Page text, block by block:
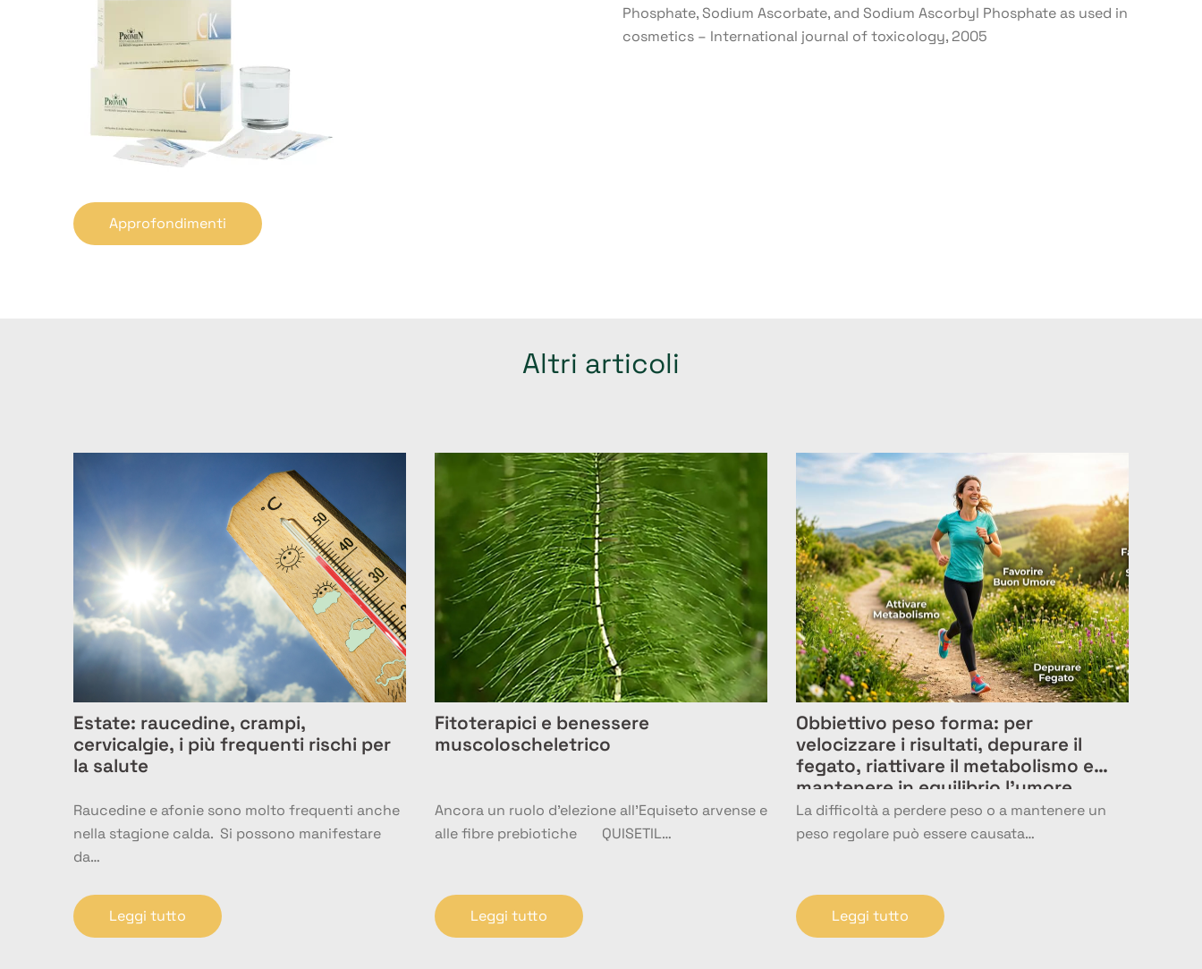
Approfondimenti
Phosphate, Sodium Ascorbate, and Sodium Ascorbyl Phosphate as used in
cosmetics – International journal of toxicology, 2005
Altri articoli
Estate: raucedine, crampi,
cervicalgie, i più frequenti rischi per
la salute
Raucedine e afonie sono molto frequenti anche
nella stagione calda. Si possono manifestare
da…
Leggi tutto
Fitoterapici e benessere
muscoloscheletrico
Ancora un ruolo d’elezione all’Equiseto arvense e
alle fibre prebiotiche QUISETIL…
Leggi tutto
Obbiettivo peso forma: per
velocizzare i risultati, depurare il
fegato, riattivare il metabolismo e
mantenere in equilibrio l’umore
La difficoltà a perdere peso o a mantenere un
peso regolare può essere causata…
Leggi tutto